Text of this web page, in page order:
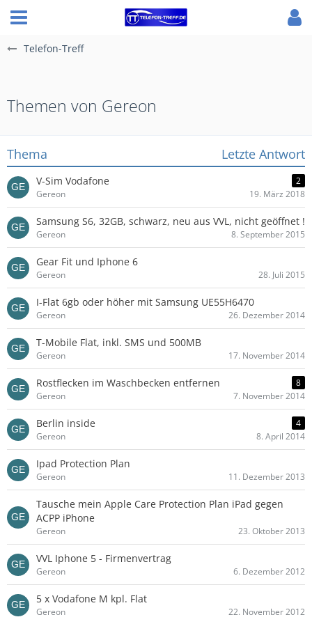
Telefon-Treff
Themen von Gereon
Thema Letzte Antwort
V-Sim Vodafone
2
Gereon
19. März 2018
Samsung S6, 32GB, schwarz, neu aus VVL, nicht geöffnet !
Gereon 8. September 2015
Gear Fit und Iphone 6
Gereon 28. Juli 2015
I-Flat 6gb oder höher mit Samsung UE55H6470
Gereon 26. Dezember 2014
T-Mobile Flat, inkl. SMS und 500MB
Gereon 17. November 2014
Rostflecken im Waschbecken entfernen
8
Gereon
7. November 2014
Berlin inside
4
Gereon
8. April 2014
Ipad Protection Plan
Gereon 11. Dezember 2013
Tausche mein Apple Care Protection Plan iPad gegen
ACPP iPhone
Gereon 23. Oktober 2013
VVL Iphone 5 - Firmenvertrag
Gereon 6. Dezember 2012
5 x Vodafone M kpl. Flat
Gereon 22. November 2012